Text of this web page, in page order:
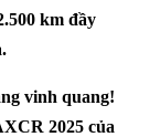
km đầy
vinh quang!
2025 của